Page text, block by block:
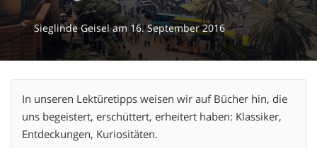
Sieglinde Geiselam 16. September 2016
In unseren Lektüretipps weisen wir auf Bücher hin, die
uns begeistert, erschüttert, erheitert haben: Klassiker,
Entdeckungen, Kuriositäten.